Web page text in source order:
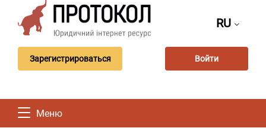
RU
Зарегистрироваться Войти
Меню